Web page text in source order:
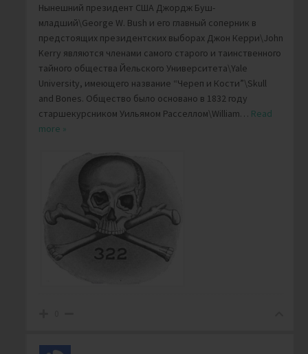
Нынешний президент США Джордж Буш-
младший\George W. Bush и его главный соперник в
предстоящих президентских выборах Джон Керри\John
Kerry являются членами самого старого и таинственного
тайного общества Йельского Университета\Yale
University, имеющего название “Череп и Кости”\Skull
and Bones. Общество было основано в 1832 году
старшекурсником Уильямом Расселлом\William… Read
more »